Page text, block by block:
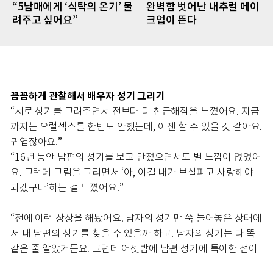
“5남매에게 ‘식탁의 온기’ 물
려주고 싶어요”
완벽함 벗어난 내추럴 메이
크업이 뜬다
꼼꼼하게 관찰해서 배우자 성기 그리기
“서로 성기를 그려주면서 전보다 더 친근해짐을 느꼈어요. 지금
까지는 오럴섹스를 한번도 안했는데, 이젠 할 수 있을 것 같아요.
귀엽잖아요.”
“16년 동안 남편의 성기를 보고 만졌으면서도 별 느낌이 없었어
요. 그런데 그림을 그리면서 ‘아, 이걸 내가 보살피고 사랑해야
되겠구나’하는 걸 느꼈어요.”
“전에 이런 상상을 해봤어요. 남자의 성기만 쭉 늘어놓은 상태에
서 내 남편의 성기를 찾을 수 있을까 하고. 남자의 성기는 다 똑
같은 줄 알았거든요. 그런데 어젯밤에 남편 성기에 특이한 점이